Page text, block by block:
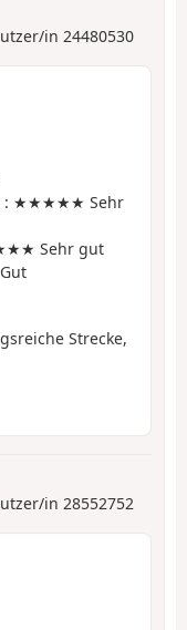
in 24480530
: ★★★★★ Sehr
Sehr gut
Strecke,
in 28552752